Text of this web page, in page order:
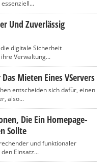
Und Zuverlässig
digitale Sicherheit
Verwaltung...
Mieten Eines VServers
entscheiden sich dafür, einen
also...
Die Ein Homepage-
Sollte
und funktionaler
Einsatz...